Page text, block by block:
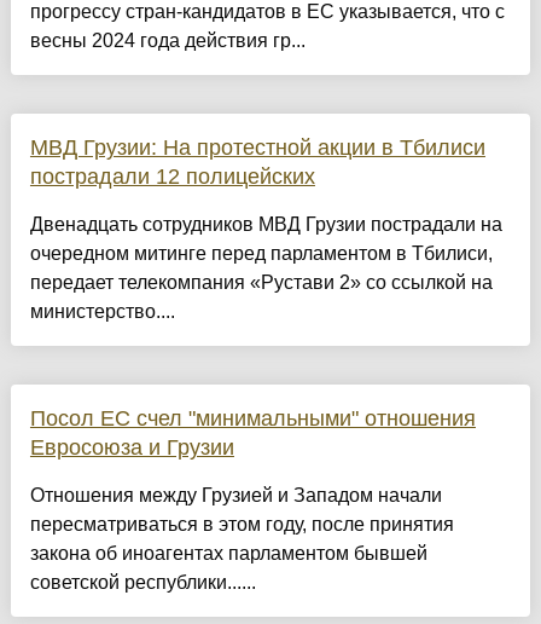
прогрессу стран-кандидатов в ЕС указывается, что с
весны 2024 года действия гр...
МВД Грузии: На протестной акции в Тбилиси
пострадали 12 полицейских
Двенадцать сотрудников МВД Грузии пострадали на
очередном митинге перед парламентом в Тбилиси,
передает телекомпания «Рустави 2» со ссылкой на
министерство....
Посол ЕС счел "минимальными" отношения
Евросоюза и Грузии
Отношения между Грузией и Западом начали
пересматриваться в этом году, после принятия
закона об иноагентах парламентом бывшей
советской республики......